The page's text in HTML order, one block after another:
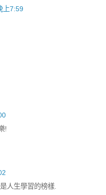
上7:59
!
人生學習的榜樣.